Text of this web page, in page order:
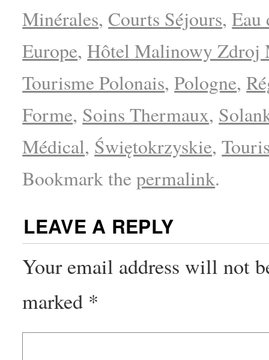
Minérales, Courts Séjours,Eau
Europe,Hôtel Malinowy
Tourisme Polonais,Pologne,
Forme, Soins Thermaux,
Médical, Świętokrzyskie,
Bookmark thepermalink.
LEAVE A REPLY
Your email address will not
marked *